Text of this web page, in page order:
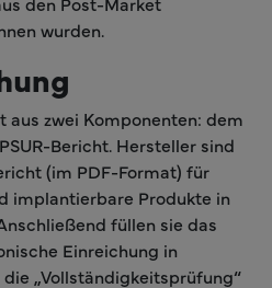
wurden.
aus zwei Komponenten: dem
Bericht. Hersteller sind
(im PDF-Format) für
implantierbare Produkte in
füllen sie das
Einreichung in
„Vollständigkeitsprüfung“